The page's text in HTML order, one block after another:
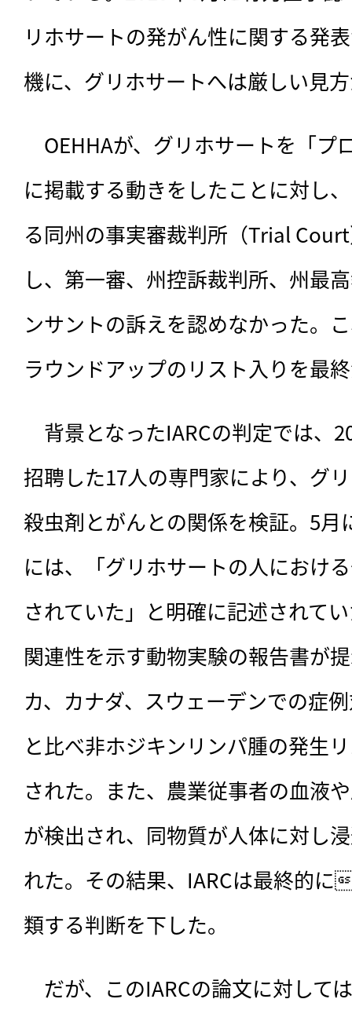
リホサートの発がん性に関する発
機に、グリホサートへは厳しい見
OEHHAが、グリホサートを「プ
に掲載する動きをしたことに対し
る同州の事実審裁判所（Trial
し、第一審、州控訴裁判所、州最
ンサントの訴えを認めなかった。
ラウンドアップのリスト入りを最
背景となったIARCの判定では、
招聘した17人の専門家により、グ
殺虫剤とがんとの関係を検証。5
には、「グリホサートの人におけ
されていた」と明確に記述されて
関連性を示す動物実験の報告書が
カ、カナダ、スウェーデンでの症
と比べ非ホジキンリンパ腫の発生
された。また、農業従事者の血液
が検出され、同物質が人体に対し
れた。その結果、IARCは最終的に
類する判断を下した。
だが、このIARCの論文に対して